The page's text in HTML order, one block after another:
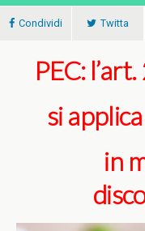
Condividi Twitta
PEC:
si
in